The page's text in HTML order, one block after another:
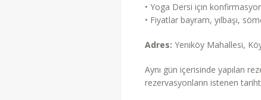
• Yoga Dersi için
• Fiyatlar bayram, yılbaşı,
Adres: Yeniköy Mahallesi,
Aynı gün içerisinde yapılan
rezervasyonların istenen